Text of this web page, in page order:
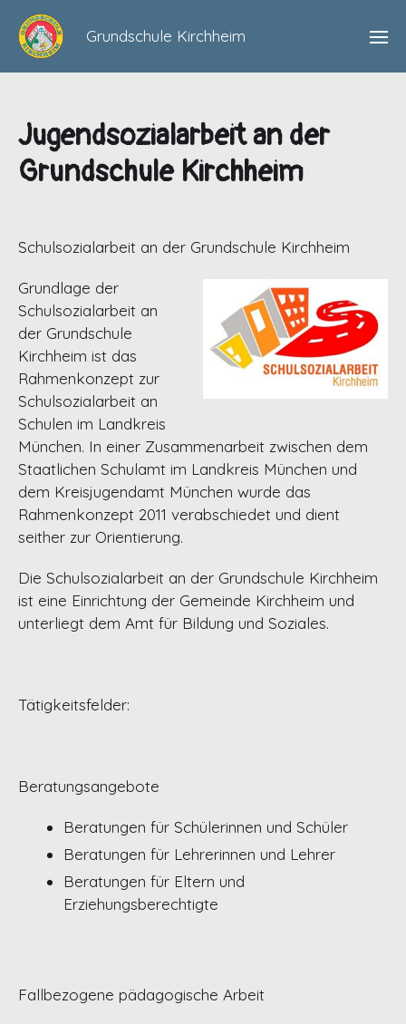
Grundschule Kirchheim
Jugendsozialarbeit an der
Grundschule Kirchheim
Schulsozialarbeit an der Grundschule Kirchheim
Grundlage der
Schulsozialarbeit an
der Grundschule
Kirchheim ist das
Rahmenkonzept zur
Schulsozialarbeit an
Schulen im Landkreis
München. In einer Zusammenarbeit zwischen dem
Staatlichen Schulamt im Landkreis München und
dem Kreisjugendamt München wurde das
Rahmenkonzept 2011 verabschiedet und dient
seither zur Orientierung.
Die Schulsozialarbeit an der Grundschule Kirchheim
ist eine Einrichtung der Gemeinde Kirchheim und
unterliegt dem Amt für Bildung und Soziales.
Tätigkeitsfelder:
Beratungsangebote
Beratungen für Schülerinnen und Schüler
Beratungen für Lehrerinnen und Lehrer
Beratungen für Eltern und
Erziehungsberechtigte
Fallbezogene pädagogische Arbeit